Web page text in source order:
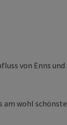
von Enns und
am wohl